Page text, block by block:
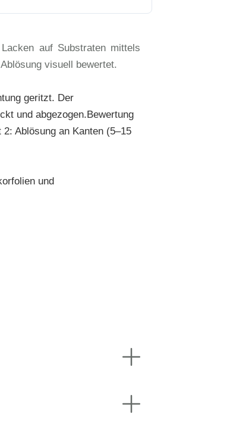
auf Substraten mittels
visuell bewertet.
geritzt. Der
und abgezogen.Bewertung
Ablösung an Kanten (5–15
und